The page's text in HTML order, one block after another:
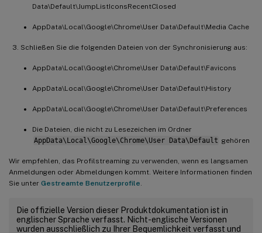
Data\Default\JumpListIconsRecentClosed
AppData\Local\Google\Chrome\User Data\Default\Media Cache
Schließen Sie die folgenden Dateien von der Synchronisierung aus:
AppData\Local\Google\Chrome\User Data\Default\Favicons
AppData\Local\Google\Chrome\User Data\Default\History
AppData\Local\Google\Chrome\User Data\Default\Preferences
Die Dateien, die nicht zu Lesezeichen im Ordner
AppData\Local\Google\Chrome\User Data\Default gehören
Wir empfehlen, das Profilstreaming zu verwenden, wenn es langsamen
Anmeldungen oder Abmeldungen kommt. Weitere Informationen finden
Sie unter Gestreamte Benutzerprofile
Die offizielle Version dieser Produktdokumentation ist in
englischer Sprache verfasst. Nicht-englische Versionen
wurden ausschließlich zu Ihrer Bequemlichkeit verfasst und